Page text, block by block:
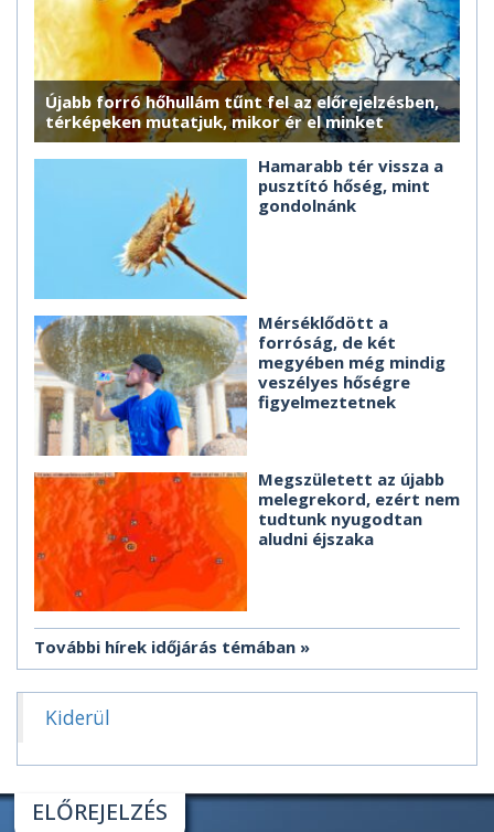
Újabb forró hőhullám tűnt fel az előrejelzésben,
térképeken mutatjuk, mikor ér el minket
Hamarabb tér vissza a
pusztító hőség, mint
gondolnánk
Mérséklődött a
forróság, de két
megyében még mindig
veszélyes hőségre
figyelmeztetnek
Megszületett az újabb
melegrekord, ezért nem
tudtunk nyugodtan
aludni éjszaka
További hírek időjárás témában
Kiderül
ELŐREJELZÉS